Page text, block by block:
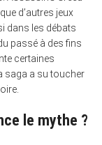
d’autres jeux
dans les débats
passé à des fins
certaines
saga a su toucher
le mythe ?